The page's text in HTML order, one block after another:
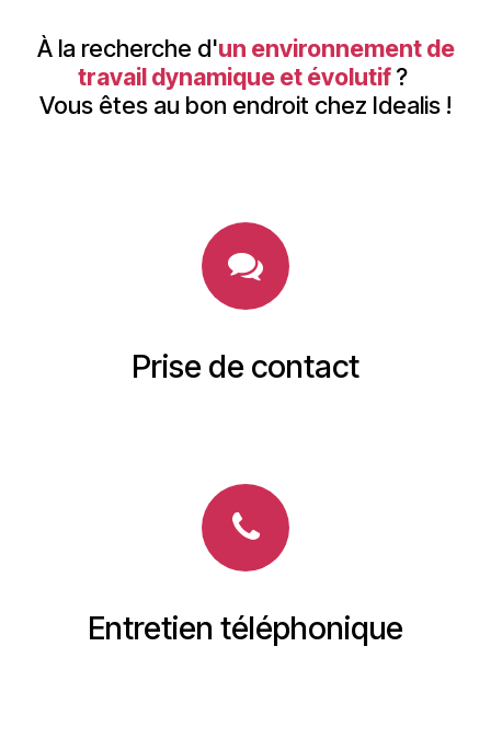
À la recherche d'un environnement de
travail dynamique et évolutif?
Vous êtes au bon endroit chez Idealis !
Prise de contact
Entretien téléphonique